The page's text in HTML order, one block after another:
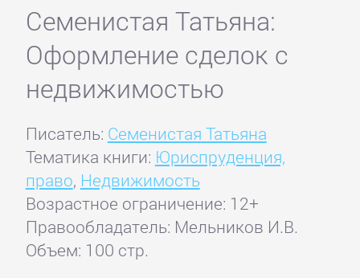
Семенистая Татьяна:
Оформление сделок с
недвижимостью
Писатель: Семенистая Татьяна
Тематика книги: Юриспруденция,
право, Недвижимость
Возрастное ограничение: 12+
Правообладатель: Мельников И.В.
Объем: 100 стр.